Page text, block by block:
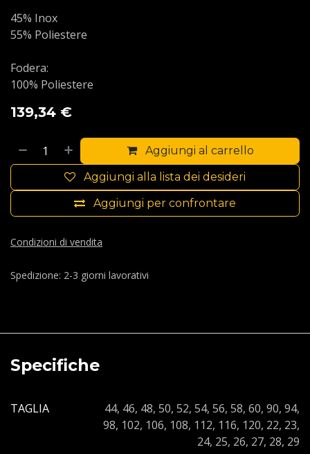
45% Inox
55% Poliestere
Fodera:
100% Poliestere
139,34 €
Aggiungi al carrello
Aggiungi per confrontare
Aggiungi alla lista dei desideri
Condizioni di vendita
Spedizione: 2-3 giorni lavorativi
Specifiche
TAGLIA 44, 46, 48, 50, 52, 54, 56, 58, 60, 90, 94,
98, 102, 106, 108, 112, 116, 120, 22, 23,
24, 25, 26, 27, 28, 29